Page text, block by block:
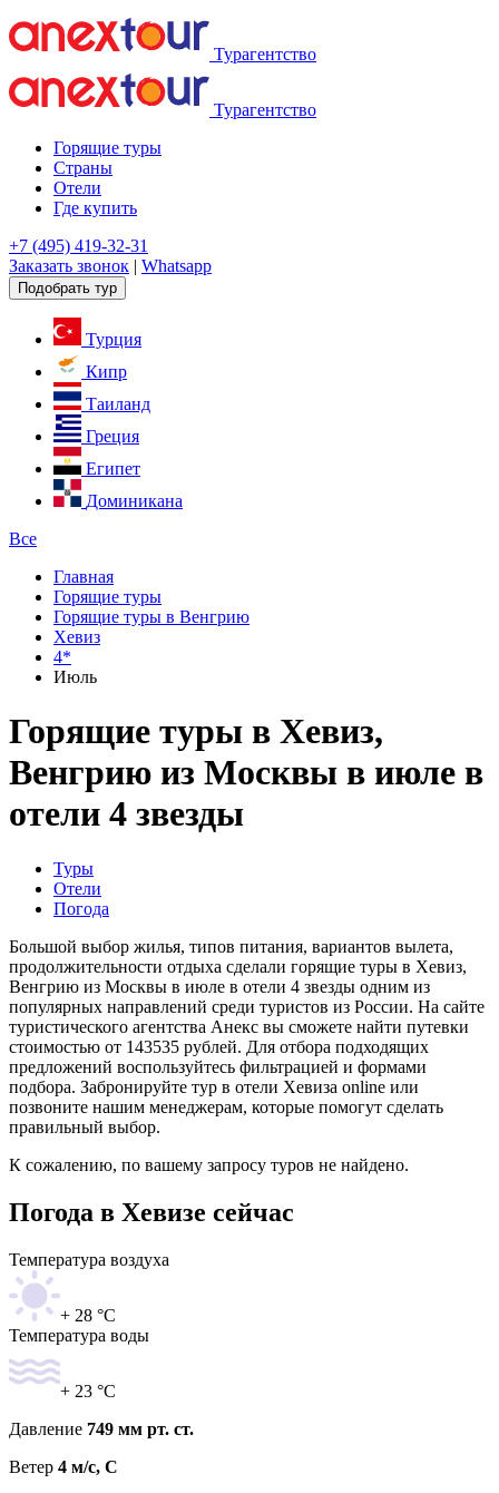
Турагентство
Турагентство
Горящие туры
Страны
Отели
Где купить
+7 (495) 419-32-31
Заказать звонок | Whatsapp
Подобрать тур
Турция
Кипр
Таиланд
Греция
Египет
Доминикана
Все
Главная
Горящие туры
Горящие туры в Венгрию
Хевиз
4*
Июль
Горящие туры в Хевиз,
Венгрию из Москвы в июле в
отели 4 звезды
Туры
Отели
Погода
Большой выбор жилья, типов питания, вариантов вылета,
продолжительности отдыха сделали горящие туры в Хевиз,
Венгрию из Москвы в июле в отели 4 звезды одним из
популярных направлений среди туристов из России. На сайте
туристического агентства Анекс вы сможете найти путевки
стоимостью от 143535 рублей. Для отбора подходящих
предложений воспользуйтесь фильтрацией и формами
подбора. Забронируйте тур в отели Хевиза online или
позвоните нашим менеджерам, которые помогут сделать
правильный выбор.
К сожалению, по вашему запросу туров не найдено.
Погода в Хевизе сейчас
Температура воздуха
+ 28 °C
Температура воды
+ 23 °C
Давление 749 мм рт. ст.
Ветер 4 м/с, С